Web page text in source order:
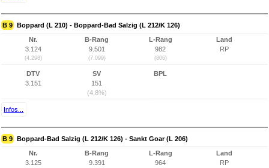
B 9 Boppard (L 210) - Boppard-Bad Salzig (L 212/K 126)
Nr.
3.124
(4.298)
B-Rang
9.501
(7.099)
L-Rang
982
(806)
Land
RP
DTV
3.151
SV
151
(4,8%)
BPL
Infos...
B 9 Boppard-Bad Salzig (L 212/K 126) - Sankt Goar (L 206)
Nr.
3.125
B-Rang
9.391
L-Rang
964
Land
RP